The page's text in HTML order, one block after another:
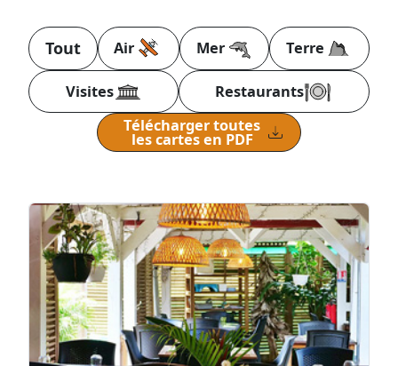
Air Mer Terre
Visites
Restaurants
Télécharger toutes
les cartes en PDF